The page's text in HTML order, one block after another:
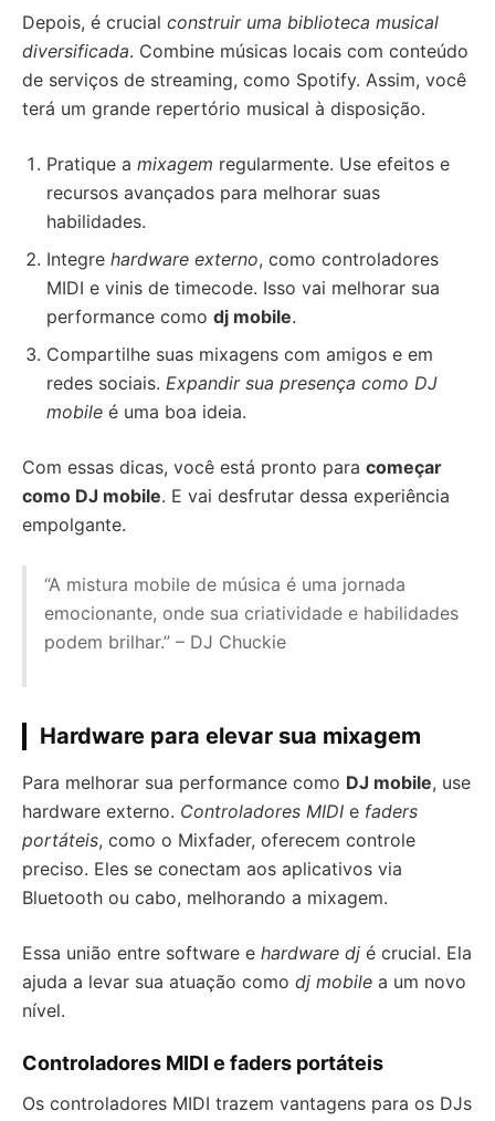
Depois, é crucial construir uma biblioteca musical
diversificada. Combine músicas locais com conteúdo
de serviços de streaming, como Spotify. Assim, você
terá um grande repertório musical à disposição.
Pratique a mixagem regularmente. Use efeitos e
recursos avançados para melhorar suas
habilidades.
Integre hardware externo, como controladores
MIDI e vinis de timecode. Isso vai melhorar sua
performance como dj mobile.
Compartilhe suas mixagens com amigos e em
redes sociais. Expandir sua presença como DJ
mobile é uma boa ideia.
Com essas dicas, você está pronto para começar
como DJ mobile. E vai desfrutar dessa experiência
empolgante.
“A mistura mobile de música é uma jornada
emocionante, onde sua criatividade e habilidades
podem brilhar.” – DJ Chuckie
Hardware para elevar sua mixagem
Para melhorar sua performance como DJ mobile, use
hardware externo. Controladores MIDI e faders
portáteis, como o Mixfader, oferecem controle
preciso. Eles se conectam aos aplicativos via
Bluetooth ou cabo, melhorando a mixagem.
Essa união entre software e hardware dj é crucial. Ela
ajuda a levar sua atuação como dj mobile a um novo
nível.
Controladores MIDI e faders portáteis
Os controladores MIDI trazem vantagens para os DJs